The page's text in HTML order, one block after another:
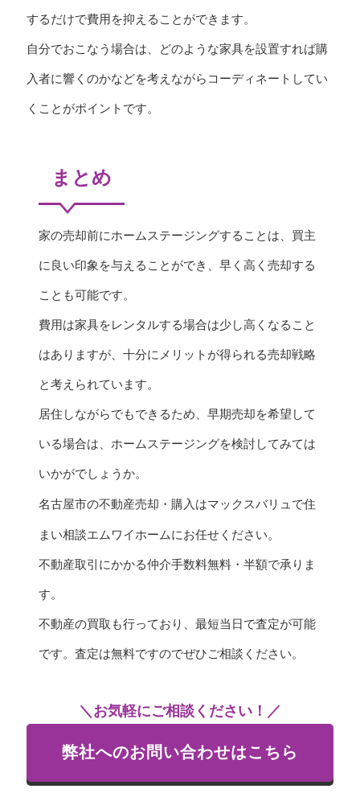
するだけで費用を抑えることができます。
自分でおこなう場合は、どのような家具を設置すれば購
入者に響くのかなどを考えながらコーディネートしてい
くことがポイントです。
まとめ
家の売却前にホームステージングすることは、買主
に良い印象を与えることができ、早く高く売却する
ことも可能です。
費用は家具をレンタルする場合は少し高くなること
はありますが、十分にメリットが得られる売却戦略
と考えられています。
居住しながらでもできるため、早期売却を希望して
いる場合は、ホームステージングを検討してみては
いかがでしょうか。
名古屋市の不動産売却・購入はマックスバリュで住
まい相談エムワイホームにお任せください。
不動産取引にかかる仲介手数料無料・半額で承りま
す。
不動産の買取も行っており、最短当日で査定が可能
です。査定は無料ですのでぜひご相談ください。
＼お気軽にご相談ください！／
弊社へのお問い合わせはこちら